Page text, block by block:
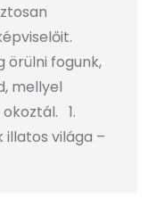
örülni fogunk,
mellyel
1.
világa –